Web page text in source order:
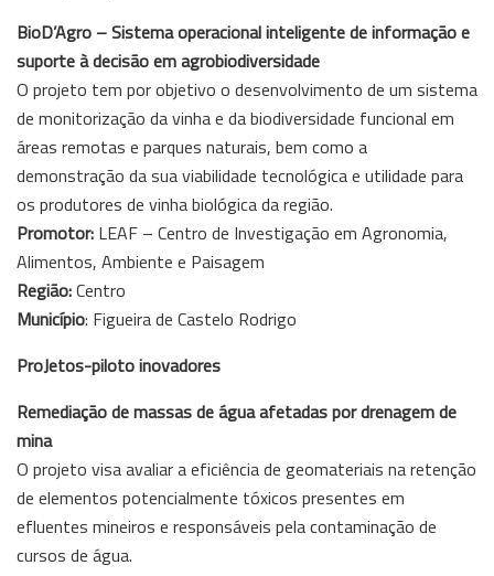
BioD’Agro – Sistema operacional inteligente de informação e
suporte à decisão em agrobiodiversidade
O projeto tem por objetivo o desenvolvimento de um sistema
de monitorização da vinha e da biodiversidade funcional em
áreas remotas e parques naturais, bem como a
demonstração da sua viabilidade tecnológica e utilidade para
os produtores de vinha biológica da região.
Promotor: LEAF – Centro de Investigação em Agronomia,
Alimentos, Ambiente e Paisagem
Região:Centro
Município: Figueira de Castelo Rodrigo
ProJetos-piloto inovadores
Remediação de massas de água afetadas por drenagem de
mina
O projeto visa avaliar a eficiência de geomateriais na retenção
de elementos potencialmente tóxicos presentes em
efluentes mineiros e responsáveis pela contaminação de
cursos de água.